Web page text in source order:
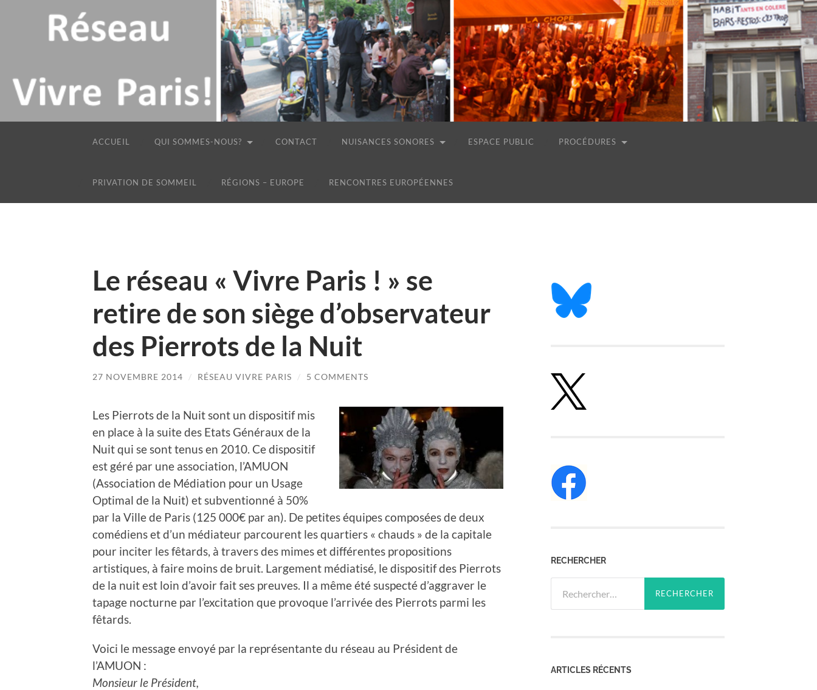
ACCUEIL QUI SOMMES-NOUS? CONTACT NUISANCES SONORES ESPACE PUBLIC PROCÉDURES
PRIVATION DE SOMMEIL RÉGIONS – EUROPE RENCONTRES EUROPÉENNES
Le réseau « Vivre Paris ! » se
retire de son siège d’observateur
des Pierrots de la Nuit
27 NOVEMBRE 2014 / RÉSEAU VIVRE PARIS / 5 COMMENTS
Les Pierrots de la Nuit sont un dispositif mis
en place à la suite des Etats Généraux de la
Nuit qui se sont tenus en 2010. Ce dispositif
est géré par une association, l’AMUON
(Association de Médiation pour un Usage
Optimal de la Nuit) et subventionné à 50%
par la Ville de Paris (125 000€ par an). De petites équipes composées de deux
comédiens et d’un médiateur parcourent les quartiers « chauds » de la capitale
pour inciter les fêtards, à travers des mimes et différentes propositions
artistiques, à faire moins de bruit. Largement médiatisé, le dispositif des Pierrots
de la nuit est loin d’avoir fait ses preuves. Il a même été suspecté d’aggraver le
tapage nocturne par l’excitation que provoque l’arrivée des Pierrots parmi les
fêtards.
Voici le message envoyé par la représentante du réseau au Président de
l’AMUON :
Monsieur le Président,
RECHERCHER
ARTICLES RÉCENTS